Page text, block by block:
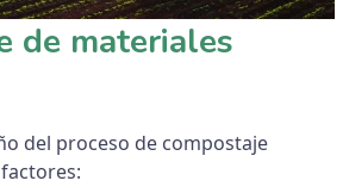
de materiales
del proceso de compostaje